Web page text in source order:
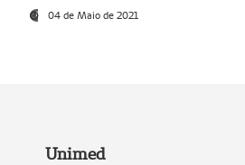
04 de Maio de 2021
Unimed